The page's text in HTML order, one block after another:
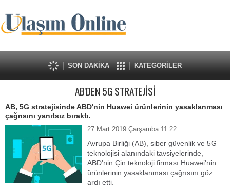
SON DAKİKA KATEGORİLER
AB'DEN 5G STRATEJİSİ
AB, 5G stratejisinde ABD'nin Huawei ürünlerinin yasaklanması
çağrısını yanıtsız bıraktı.
27 Mart 2019 Çarşamba 11:22
Avrupa Birliği (AB), siber güvenlik ve 5G
teknolojisi alanındaki tavsiyelerinde,
ABD'nin Çin teknoloji firması Huawei'nin
ürünlerinin yasaklanması çağrısını göz
ardı etti.